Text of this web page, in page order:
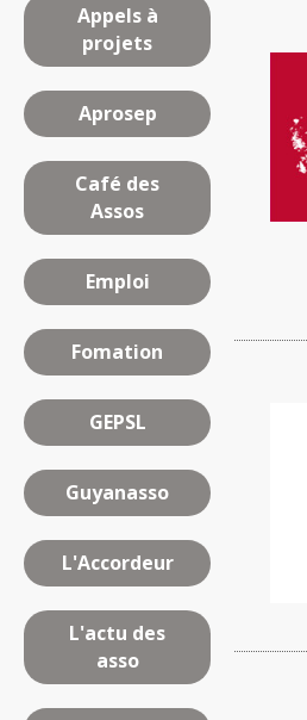
Appels à
projets
Aprosep
Café des
Assos
Emploi
Fomation
GEPSL
Guyanasso
L'Accordeur
L'actu des
asso